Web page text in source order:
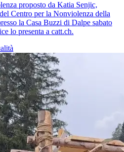
proposto da Katia Senjic,
Centro per la Nonviolenza della
la Casa Buzzi di Dalpe sabato
lo presenta a catt.ch.